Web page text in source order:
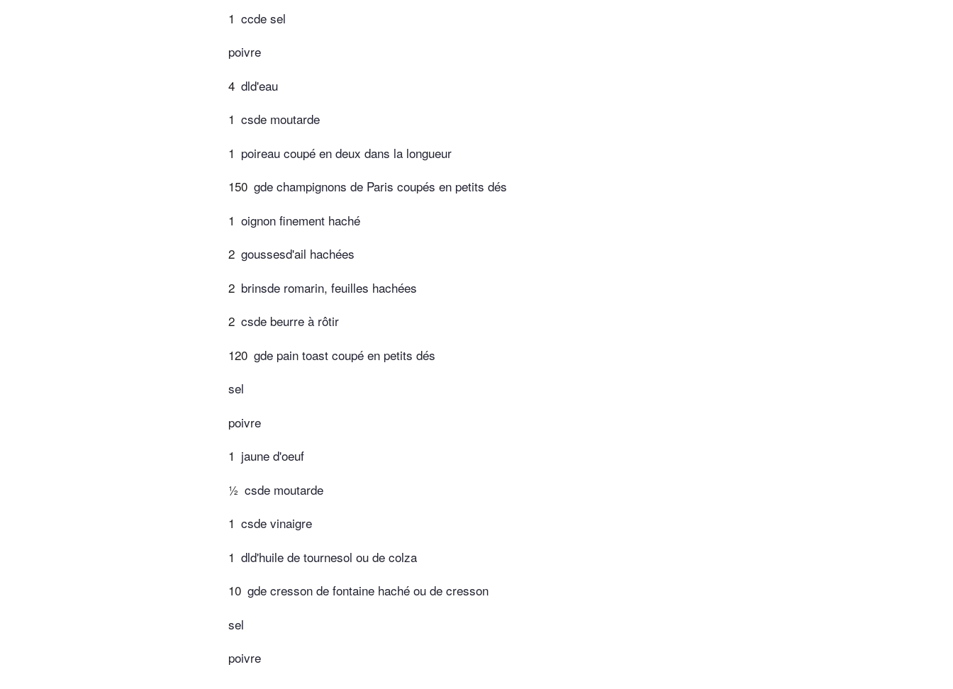
1 ccde sel
poivre
4 dld'eau
1 csde moutarde
1 poireau coupé en deux dans la longueur
150 gde champignons de Paris coupés en petits dés
1 oignon finement haché
2 goussesd'ail hachées
2 brinsde romarin, feuilles hachées
2 csde beurre à rôtir
120 gde pain toast coupé en petits dés
sel
poivre
1 jaune d'oeuf
½ csde moutarde
1 csde vinaigre
1 dld'huile de tournesol ou de colza
10 gde cresson de fontaine haché ou de cresson
sel
poivre